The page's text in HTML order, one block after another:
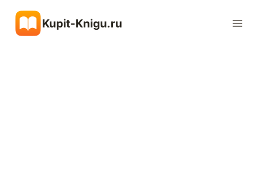
содержимому
Kupit-Knigu.ru